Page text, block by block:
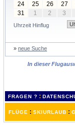
24
25 26 27
31
1 2 3
Uhrzeit Hinflug
» neue Suche
In dieser
FRAGEN ? :
FLÜGE : SKIURLAUB :